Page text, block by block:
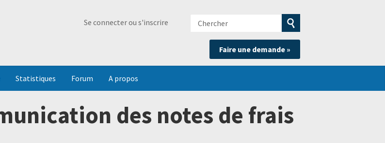
Se connecter ou s'inscrire
Chercher
Soumettre
la
recherche
Faire une demande »
Statistiques Forum A propos
des notes de frais